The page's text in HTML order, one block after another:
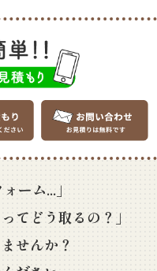
ーム...」
てどう取るの？」
せんか？